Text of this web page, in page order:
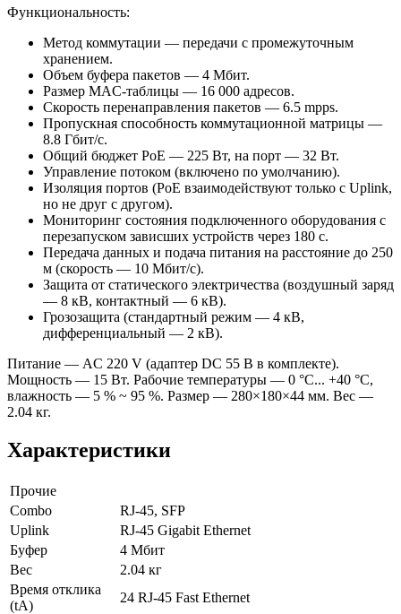
Функциональность:
Метод коммутации — передачи с промежуточным
хранением.
Объем буфера пакетов — 4 Мбит.
Размер MAC-таблицы — 16 000 адресов.
Скорость перенаправления пакетов — 6.5 mpps.
Пропускная способность коммутационной матрицы —
8.8 Гбит/с.
Общий бюджет PoE — 225 Вт, на порт — 32 Вт.
Управление потоком (включено по умолчанию).
Изоляция портов (PoE взаимодействуют только с Uplink,
но не друг с другом).
Мониторинг состояния подключенного оборудования с
перезапуском зависших устройств через 180 с.
Передача данных и подача питания на расстояние до 250
м (скорость — 10 Мбит/с).
Защита от статического электричества (воздушный заряд
— 8 кВ, контактный — 6 кВ).
Грозозащита (стандартный режим — 4 кВ,
дифференциальный — 2 кВ).
Питание — AC 220 V (адаптер DC 55 В в комплекте).
Мощность — 15 Вт. Рабочие температуры — 0 °C... +40 °C,
влажность — 5 % ~ 95 %. Размер — 280×180×44 мм. Вес —
2.04 кг.
Характеристики
Прочие
Combo
RJ-45, SFP
Uplink
RJ-45 Gigabit Ethernet
Буфер
4 Мбит
Вес
2.04 кг
Время отклика
(tA)
24 RJ-45 Fast Ethernet